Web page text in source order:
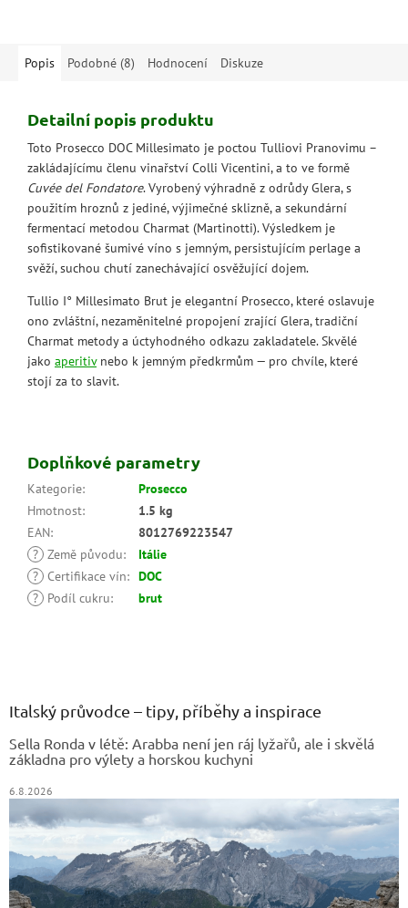
Popis
Podobné (8) Hodnocení Diskuze
Detailní popis produktu
Toto Prosecco DOC Millesimato je poctou Tulliovi Pranovimu –
zakládajícímu členu vinařství Colli Vicentini, a to ve formě
Cuvée del Fondatore. Vyrobený výhradně z odrůdy Glera, s
použitím hroznů z jediné, výjimečné sklizně, a sekundární
fermentací metodou Charmat (Martinotti). Výsledkem je
sofistikované šumivé víno s jemným, persistujícím perlage a
svěží, suchou chutí zanechávající osvěžující dojem.
Tullio I° Millesimato Brut je elegantní Prosecco, které oslavuje
ono zvláštní, nezaměnitelné propojení zrající Glera, tradiční
Charmat metody a úctyhodného odkazu zakladatele. Skvělé
jako aperitivnebo k jemným předkrmům — pro chvíle, které
stojí za to slavit.
Doplňkové parametry
Kategorie:
Prosecco
Hmotnost:
1.5 kg
EAN:
8012769223547
? Země původu:
Itálie
? Certifikace vín: DOC
?
Podíl cukru: brut
Italský průvodce – tipy, příběhy a inspirace
Sella Ronda v létě: Arabba není jen ráj lyžařů, ale i skvělá
základna pro výlety a horskou kuchyni
6.8.2026